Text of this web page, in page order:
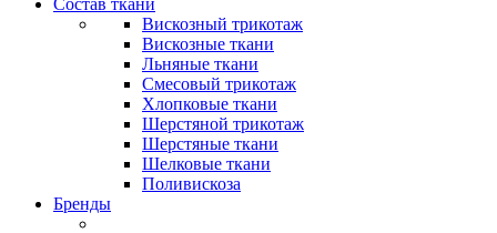
Состав ткани
Вискозный трикотаж
Вискозные ткани
Льняные ткани
Смесовый трикотаж
Хлопковые ткани
Шерстяной трикотаж
Шерстяные ткани
Шелковые ткани
Поливискоза
Бренды